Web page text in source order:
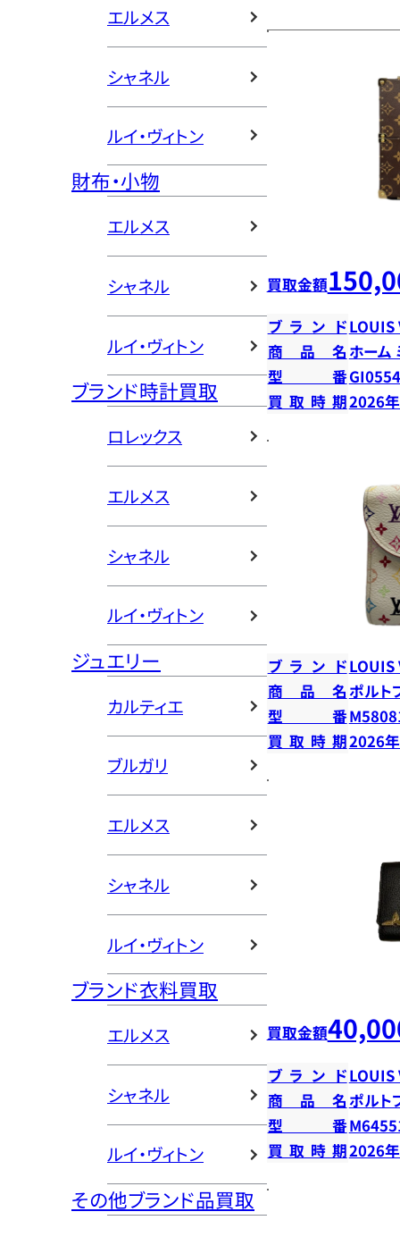
エルメス
シャネル
ルイ・ヴィトン
財布・小物
エルメス
シャネル
ルイ・ヴィトン
ブランド時計買取
ロレックス
エルメス
シャネル
ルイ・ヴィトン
ジュエリー
カルティエ
ブルガリ
エルメス
シャネル
ルイ・ヴィトン
ブランド衣料買取
エルメス
シャネル
ルイ・ヴィトン
その他ブランド品買取
買取金額
ブランドLOUIS
商品名 ホーム
型番GI0554
買取時期2026
ブランドLOUIS
商品名ポルト
型番
買取時期2026
買取金額
ブランドLOUIS
商品名ポルト
型番
買取時期2026